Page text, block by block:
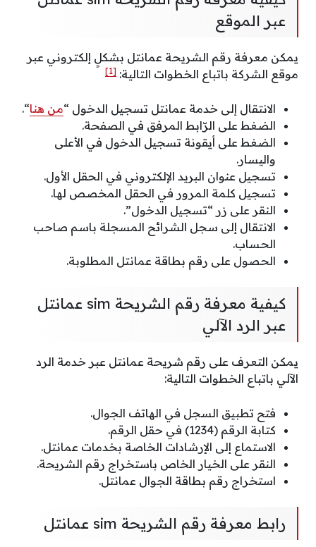
عبر الموقع
يمكن معرفة رقم الشريحة عمانتل بشكلٍ إلكتروني عبر
موقع الشركة باتباع الخطوات التالية: [1]
الانتقال إلى خدمة عمانتل تسجيل الدخول “من هنا“.
الضغط على الرّابط المرفق في الصفحة.
الضغط على أيقونة تسجيل الدخول في الأعلى
واليسار.
تسجيل عنوان البريد الإلكتروني في الحقل الأول.
تسجيل كلمة المرور في الحقل المخصص لها.
النقر على زر “تسجيل الدخول”.
الانتقال إلى سجل الشرائح المسجلة باسم صاحب
الحساب.
الحصول على رقم بطاقة عمانتل المطلوبة.
كيفية معرفة رقم الشريحة sim عمانتل
عبر الرد الآلي
يمكن التعرف على رقم شريحة عمانتل عبر خدمة الرد
الآلي باتباع الخطوات التالية:
فتح تطبيق السجل في الهاتف الجوال.
كتابة الرقم (1234) في حقل الرقم.
الاستماع إلى الإرشادات الخاصة بخدمات عمانتل.
النقر على الخيار الخاص باستخراج رقم الشريحة.
استخراج رقم بطاقة الجوال عمانتل.
رابط معرفة رقم الشريحة sim عمانتل